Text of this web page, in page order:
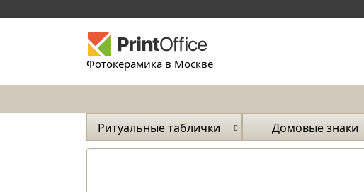
Фотокерамика в Москве
Ритуальные таблички
Домовые знаки